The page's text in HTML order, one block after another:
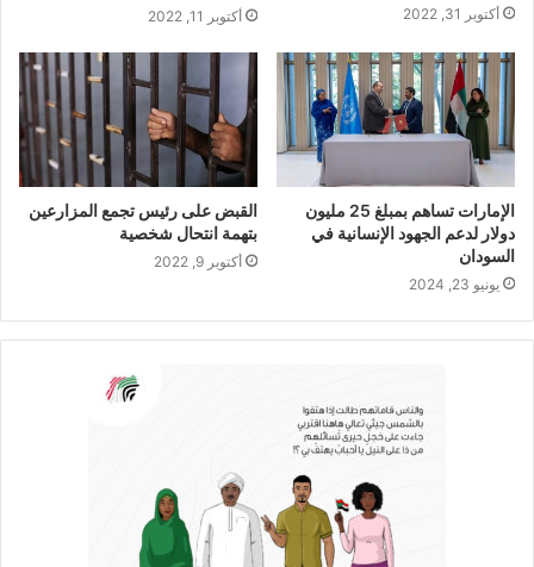
أكتوبر 31, 2022 أكتوبر 11, 2022
الإمارات تساهم بمبلغ 25 مليون
دولار لدعم الجهود الإنسانية في
السودان
يونيو 23, 2024
القبض على رئيس تجمع المزارعين
بتهمة انتحال شخصية
أكتوبر 9, 2022